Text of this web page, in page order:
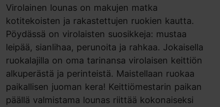
Virolainen lounas on makujen matka
kotitekoisten ja rakastettujen ruokien kautta.
Pöydässä on virolaisten suosikkeja: mustaa
leipää, sianlihaa, perunoita ja rahkaa. Jokaisella
ruokalajilla on oma tarinansa virolaisen keittiön
alkuperästä ja perinteistä. Maistellaan ruokaa
paikallisen juoman kera! Keittiömestarin paikan
päällä valmistama lounas riittää kokonaiseksi